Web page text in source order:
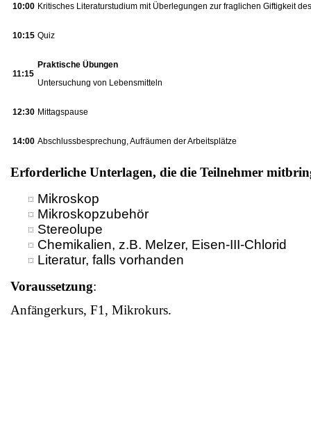
10:00 Kritisches Literaturstudium mit Überlegungen zur fraglichen Giftigkeit
10:15 Quiz
11:15
Praktische Übungen
Untersuchung von Lebensmitteln
12:30 Mittagspause
14:00 Abschlussbesprechung, Aufräumen der Arbeitsplätze
Erforderliche Unterlagen, die die Teilnehmer
Mikroskop
Mikroskopzubehör
Stereolupe
Chemikalien, z.B. Melzer, Eisen-III-Chlorid
Literatur, falls vorhanden
Voraussetzung:
Anfängerkurs, F1, Mikrokurs.